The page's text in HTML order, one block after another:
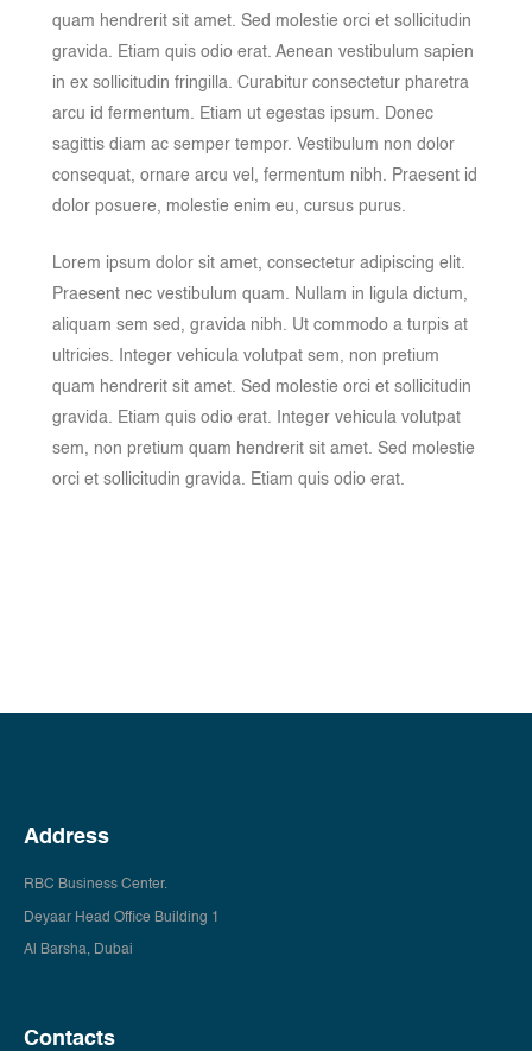
quam hendrerit sit amet. Sed molestie orci et sollicitudin
gravida. Etiam quis odio erat. Aenean vestibulum sapien
in ex sollicitudin fringilla. Curabitur consectetur pharetra
arcu id fermentum. Etiam ut egestas ipsum. Donec
sagittis diam ac semper tempor. Vestibulum non dolor
consequat, ornare arcu vel, fermentum nibh. Praesent id
dolor posuere, molestie enim eu, cursus purus.
Lorem ipsum dolor sit amet, consectetur adipiscing elit.
Praesent nec vestibulum quam. Nullam in ligula dictum,
aliquam sem sed, gravida nibh. Ut commodo a turpis at
ultricies. Integer vehicula volutpat sem, non pretium
quam hendrerit sit amet. Sed molestie orci et sollicitudin
gravida. Etiam quis odio erat. Integer vehicula volutpat
sem, non pretium quam hendrerit sit amet. Sed molestie
orci et sollicitudin gravida. Etiam quis odio erat.
Address
RBC Business Center.
Deyaar Head Office Building 1
Al Barsha, Dubai
Contacts